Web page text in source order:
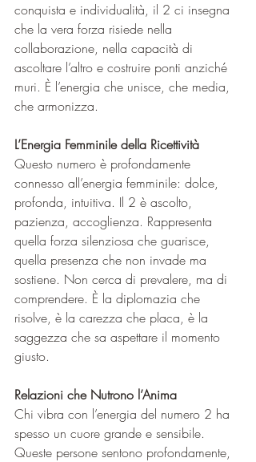
conquista e individualità, il 2 ci insegna
che la vera forza risiede nella
collaborazione, nella capacità di
ascoltare l’altro e costruire ponti anziché
muri. È l’energia che unisce, che media,
che armonizza.
L’Energia Femminile della Ricettività
Questo numero è profondamente
connesso all’energia femminile: dolce,
profonda, intuitiva. Il 2 è ascolto,
pazienza, accoglienza. Rappresenta
quella forza silenziosa che guarisce,
quella presenza che non invade ma
sostiene. Non cerca di prevalere, ma di
comprendere. È la diplomazia che
risolve, è la carezza che placa, è la
saggezza che sa aspettare il momento
giusto.
Relazioni che Nutrono l’Anima
Chi vibra con l’energia del numero 2 ha
spesso un cuore grande e sensibile.
Queste persone sentono profondamente,